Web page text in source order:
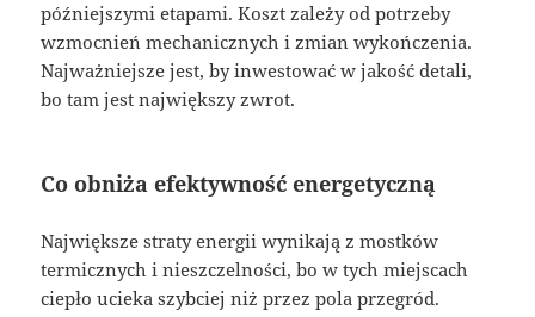
późniejszymi etapami. Koszt zależy od potrzeby
wzmocnień mechanicznych i zmian wykończenia.
Najważniejsze jest, by inwestować w jakość detali,
bo tam jest największy zwrot.
Co obniża efektywność energetyczną
Największe straty energii wynikają z mostków
termicznych i nieszczelności, bo w tych miejscach
ciepło ucieka szybciej niż przez pola przegród.